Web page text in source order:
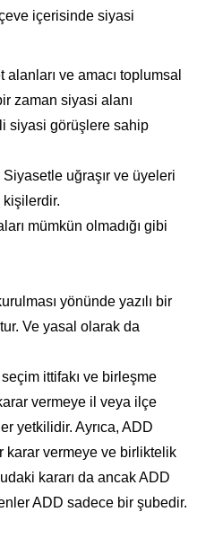
içerisinde siyasi
ve amacı toplumsal
zaman siyasi alanı
siyasi görüşlere sahip
uğraşır ve üyeleri
kişilerdir.
mümkün olmadığı gibi
yönünde yazılı bir
Ve yasal olarak da
ittifakı ve birleşme
vermeye il veya ilçe
yetkilidir. Ayrıca, ADD
karar vermeye ve birliktelik
kararı da ancak ADD
ADD sadece bir şubedir.